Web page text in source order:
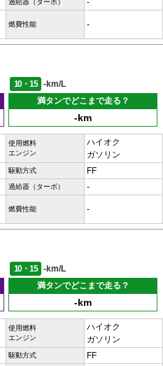
過給器（ターボ） -
燃費性能 -
10・15
-km/L
満タンでどこまで走る？
-km
使用燃料
エンジン
ハイオク
ガソリン
駆動方式 FF
過給器（ターボ） -
燃費性能 -
10・15
-km/L
満タンでどこまで走る？
-km
使用燃料
エンジン
ハイオク
ガソリン
駆動方式 FF